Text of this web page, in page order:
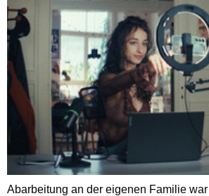
Abarbeitung an der eigenen Familie